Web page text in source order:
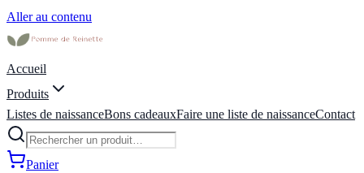
Aller au contenu
Accueil
Produits
Listes de naissanceBons cadeauxFaire une liste de naissanceContact
Panier